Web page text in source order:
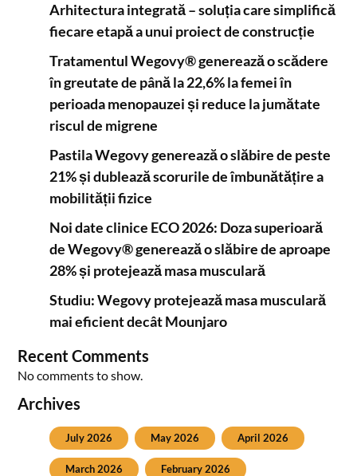
Arhitectura integrată – soluția care simplifică
fiecare etapă a unui proiect de construcție
Tratamentul Wegovy® generează o scădere
în greutate de până la 22,6% la femei în
perioada menopauzei și reduce la jumătate
riscul de migrene
Pastila Wegovy generează o slăbire de peste
21% și dublează scorurile de îmbunătățire a
mobilității fizice
Noi date clinice ECO 2026: Doza superioară
de Wegovy® generează o slăbire de aproape
28% și protejează masa musculară
Studiu: Wegovy protejează masa musculară
mai eficient decât Mounjaro
Recent Comments
No comments to show.
Archives
July 2026 May 2026 April 2026
March 2026 February 2026